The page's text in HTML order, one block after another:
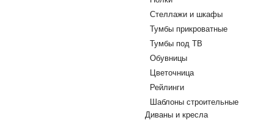
Стеллажи и шкафы
Тумбы прикроватные
Тумбы под ТВ
Обувницы
Цветочница
Рейлинги
Шаблоны строительные
Диваны и кресла